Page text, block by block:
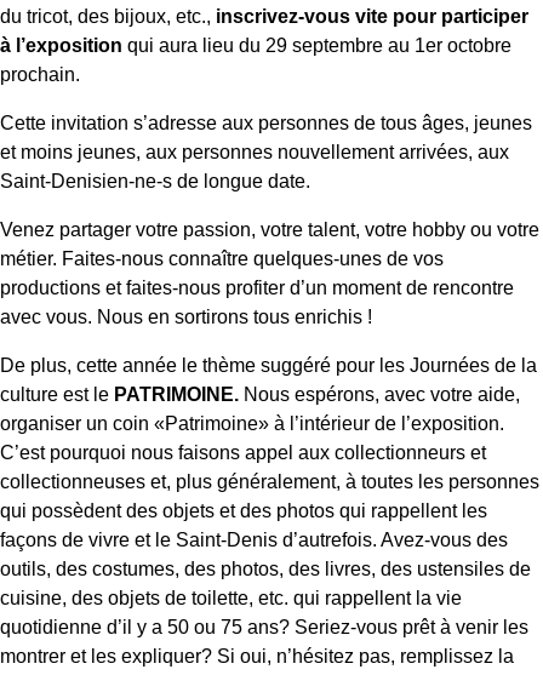
du tricot, des bijoux, etc., inscrivez-vous vite pour participer
à l’exposition qui aura lieu du 29 septembre au 1er octobre
prochain.
Cette invitation s’adresse aux personnes de tous âges, jeunes
et moins jeunes, aux personnes nouvellement arrivées, aux
Saint-Denisien-ne-s de longue date.
Venez partager votre passion, votre talent, votre hobby ou votre
métier. Faites-nous connaître quelques-unes de vos
productions et faites-nous profiter d’un moment de rencontre
avec vous. Nous en sortirons tous enrichis !
De plus, cette année le thème suggéré pour les Journées de la
culture est le PATRIMOINE. Nous espérons, avec votre aide,
organiser un coin «Patrimoine» à l’intérieur de l’exposition.
C’est pourquoi nous faisons appel aux collectionneurs et
collectionneuses et, plus généralement, à toutes les personnes
qui possèdent des objets et des photos qui rappellent les
façons de vivre et le Saint-Denis d’autrefois. Avez-vous des
outils, des costumes, des photos, des livres, des ustensiles de
cuisine, des objets de toilette, etc. qui rappellent la vie
quotidienne d’il y a 50 ou 75 ans? Seriez-vous prêt à venir les
montrer et les expliquer? Si oui, n’hésitez pas, remplissez la